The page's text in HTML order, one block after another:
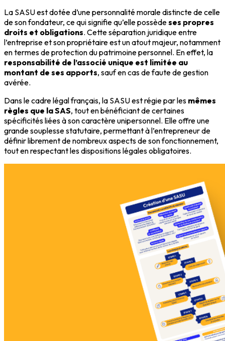
La SASU est dotée d’une personnalité morale distincte de celle
de son fondateur, ce qui signifie qu’elle possèdeses propres
droits et obligations. Cette séparation juridique entre
l’entreprise et son propriétaire est un atout majeur, notamment
en termes de protection du patrimoine personnel. En effet, la
responsabilité de l’associé unique est limitée au
montant de ses apports, sauf en cas de faute de gestion
avérée.
Dans le cadre légal français, la SASU est régie par les mêmes
règles que la SAS, tout en bénéficiant de certaines
spécificités liées à son caractère unipersonnel. Elle offre une
grande souplesse statutaire, permettant à l’entrepreneur de
définir librement de nombreux aspects de son fonctionnement,
tout en respectant les dispositions légales obligatoires.